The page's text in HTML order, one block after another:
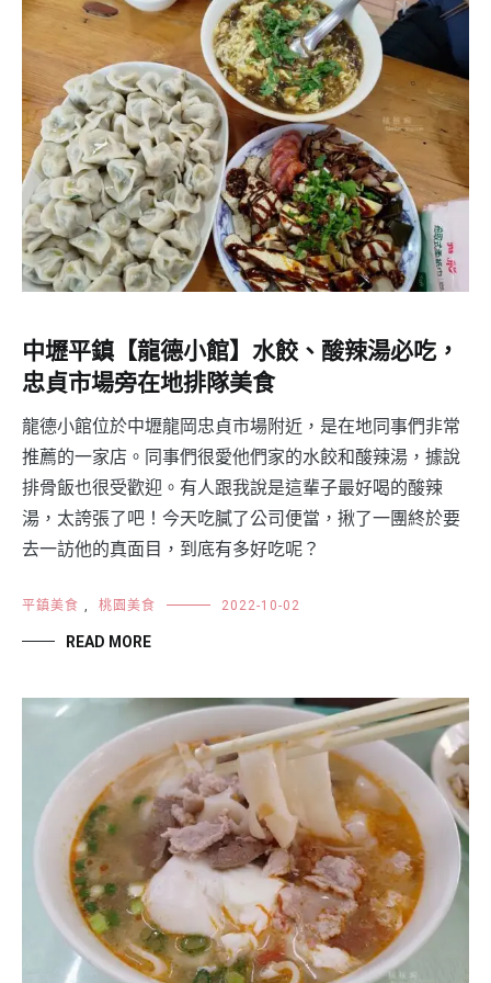
中壢平鎮【龍德小館】水餃、酸辣湯必吃，
忠貞市場旁在地排隊美食
龍德小館位於中壢龍岡忠貞市場附近，是在地同事們非常
推薦的一家店。同事們很愛他們家的水餃和酸辣湯，據說
排骨飯也很受歡迎。有人跟我說是這輩子最好喝的酸辣
湯，太誇張了吧！今天吃膩了公司便當，揪了一團終於要
去一訪他的真面目，到底有多好吃呢？
平鎮美食 , 桃園美食 2022-10-02
READ MORE